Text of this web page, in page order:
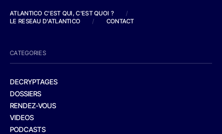
ATLANTICO C'EST QUI, C'EST QUOI ?
/
LE RESEAU D'ATLANTICO
/ CONTACT
CATEGORIES
DECRYPTAGES
DOSSIERS
RENDEZ-VOUS
VIDEOS
PODCASTS